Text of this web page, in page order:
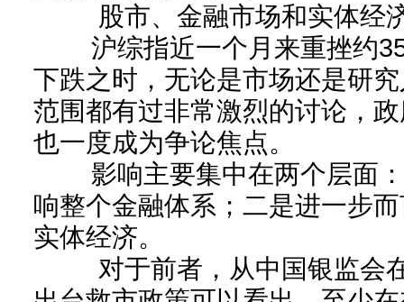
股市、金融市场和实体经
沪综指近一个月来重挫约
下跌之时，无论是市场还是研
范围都有过非常激烈的讨论，
也一度成为争论焦点。
影响主要集中在两个层面：
响整个金融体系；二是进一步
实体经济。
对于前者，从中国银监会在